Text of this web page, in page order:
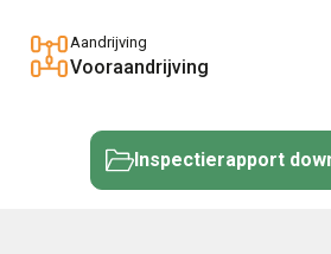
Aandrijving
Vooraandrijving
Inspectierapport